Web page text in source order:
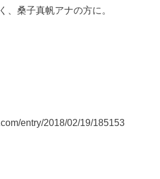
、桑子真帆アナの方に。
entry/2018/02/19/185153